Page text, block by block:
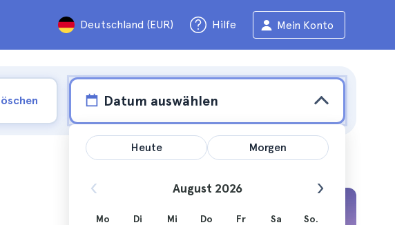
Deutschland (EUR) Hilfe Mein Konto
Datum auswählen
Heute Morgen
August 2026
Mo Di Mi Do Fr Sa So.